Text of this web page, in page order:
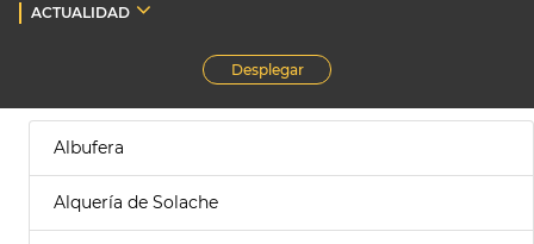
ACTUALIDAD
Desplegar
Albufera
Alquería de Solache